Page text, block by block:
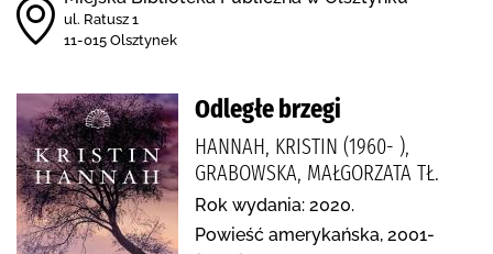
ul. Ratusz 1
11-015 Olsztynek
Odległe brzegi
HANNAH, KRISTIN (1960- ),
GRABOWSKA, MAŁGORZATA TŁ.
Rok wydania: 2020.
Powieść amerykańska, 2001-